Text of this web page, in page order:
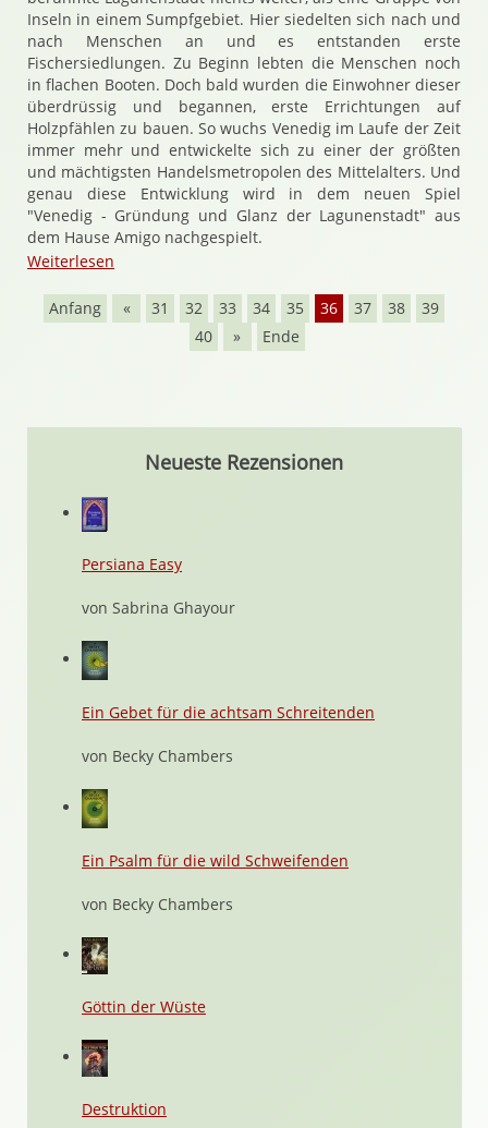
Inseln in einem Sumpfgebiet. Hier siedelten sich nach und
nach Menschen an und es entstanden erste
Fischersiedlungen. Zu Beginn lebten die Menschen noch
in flachen Booten. Doch bald wurden die Einwohner dieser
überdrüssig und begannen, erste Errichtungen auf
Holzpfählen zu bauen. So wuchs Venedig im Laufe der Zeit
immer mehr und entwickelte sich zu einer der größten
und mächtigsten Handelsmetropolen des Mittelalters. Und
genau diese Entwicklung wird in dem neuen Spiel
"Venedig - Gründung und Glanz der Lagunenstadt" aus
dem Hause Amigo nachgespielt.
Weiterlesen
Anfang « 31 32 33 34 35 36 37 38
39
40
» Ende
Neueste Rezensionen
Persiana Easy
von Sabrina Ghayour
Ein Gebet für die achtsam Schreitenden
von Becky Chambers
Ein Psalm für die wild Schweifenden
von Becky Chambers
Göttin der Wüste
Destruktion